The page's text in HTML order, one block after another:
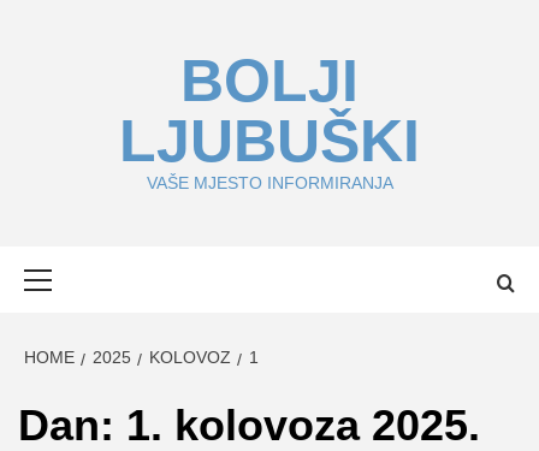
BOLJI
LJUBUŠKI
VAŠE MJESTO INFORMIRANJA
HOME 2025 KOLOVOZ 1
Dan: 1. kolovoza 2025.